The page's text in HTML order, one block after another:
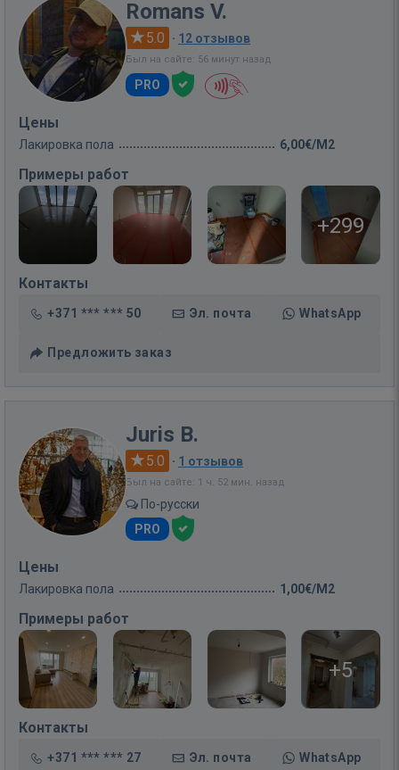
Romans V.
5.0 · 12 отзывов
Был на сайте: 56 минут назад
PRO
Цены
Лакировка пола 6,00€/M2
Примеры работ
+299
Контакты
+371 *** *** 50 Эл. почта WhatsApp
Предложить заказ
Juris B.
5.0 · 1 отзывов
Был на сайте: 1 ч. 52 мин. назад
По-русски
PRO
Цены
Лакировка пола 1,00€/M2
Примеры работ
+5
Контакты
+371 *** *** 27 Эл. почта WhatsApp